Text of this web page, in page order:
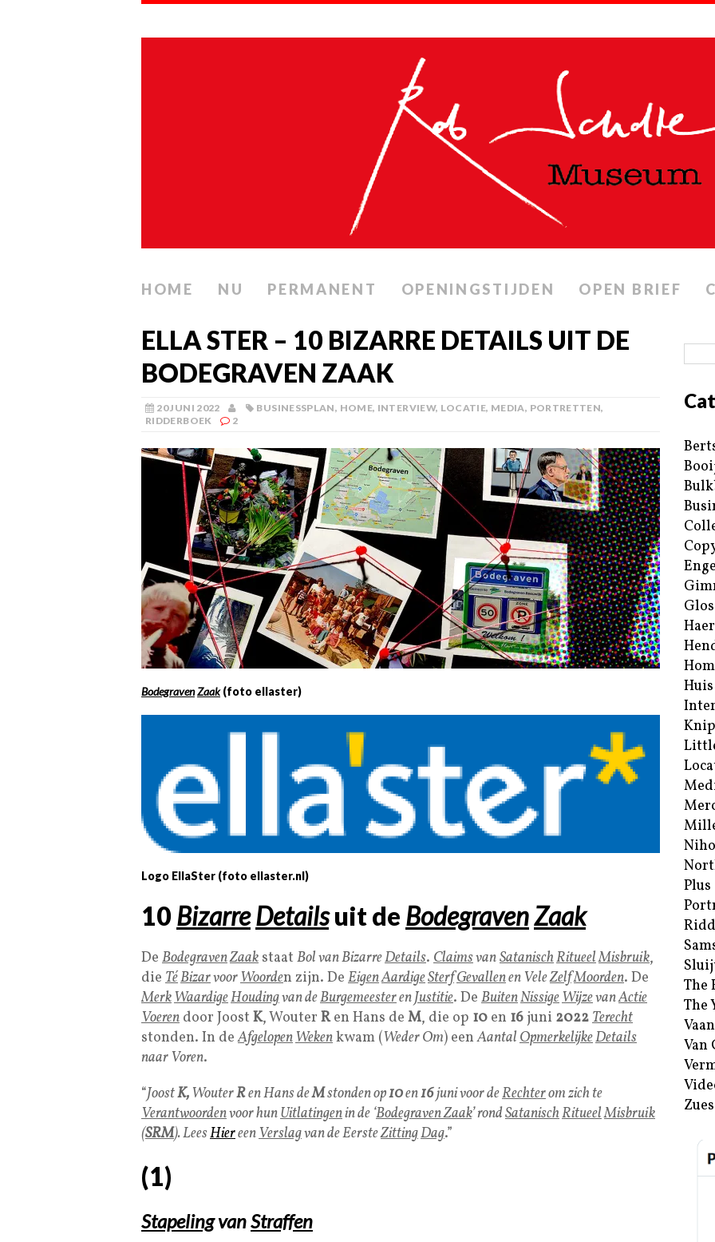
HOME NU PERMANENT OPENINGSTIJDEN OPEN BRIEF
ELLA STER – 10 BIZARRE DETAILS UIT DE
BODEGRAVEN ZAAK
20 JUNI 2022 BUSINESSPLAN, HOME, INTERVIEW, LOCATIE, MEDIA, PORTRETTEN,
RIDDERBOEK
2
BodegravenZaak(foto ellaster)
Logo EllaSter (foto ellaster.nl)
10BizarreDetailsuit de BodegravenZaak
De BodegravenZaak staat Bol van BizarreDetails. ClaimsvanSatanischRitueelMisbruik,
die TéBizarvoorWoorden zijn. De EigenAardigeSterfGevallenen VeleZelfMoorden. De
MerkWaardigeHoudingvan deBurgemeesterenJustitie. De BuitenNissigeWijzevanActie
Voeren door Joost K, Wouter Ren Hans de M, die op 10 en 16 juni 2022Terecht
stonden. In deAfgelopenWekenkwam (Weder Om) eenAantalOpmerkelijkeDetails
naar Voren.
“JoostK, WouterRen Hans deMstonden op10en16juni voor deRechterom zich te
Verantwoordenvoor hunUitlatingenin de ‘Bodegraven Zaak’ rondSatanischRitueelMisbruik
(SRM). LeesHiereenVerslagvan de EersteZittingDag.”
(1)
StapelingvanStraffen
Plus
The
The
Van